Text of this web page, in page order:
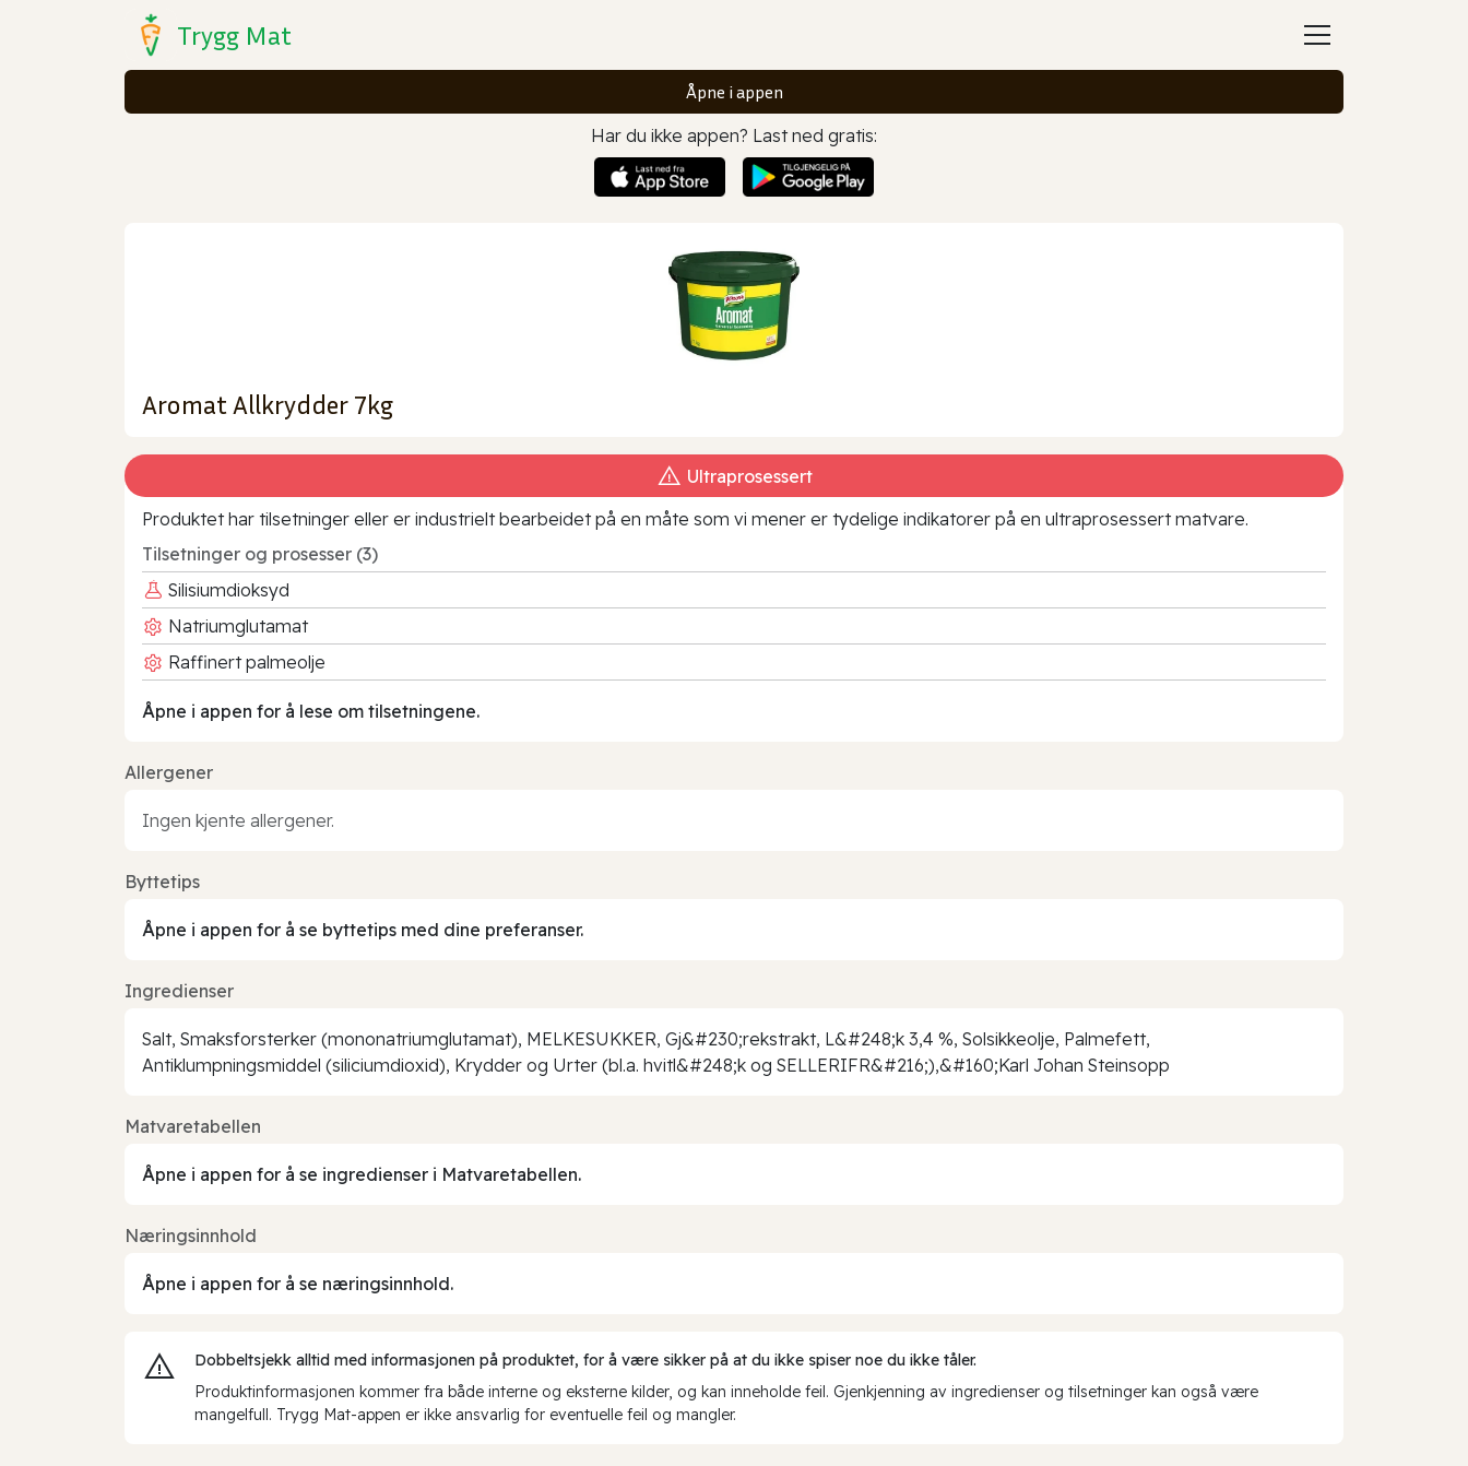
Trygg Mat
Åpne i appen
Har du ikke appen? Last ned gratis:
Aromat Allkrydder 7kg
Ultraprosessert
Produktet har tilsetninger eller er industrielt bearbeidet på en måte som vi mener er tydelige indikatorer på en ultraprosessert matvare.
Tilsetninger og prosesser (3)
Silisiumdioksyd
Natriumglutamat
Raffinert palmeolje
Åpne i appen for å lese om tilsetningene.
Allergener
Ingen kjente allergener.
Byttetips
Åpne i appen for å se byttetips med dine preferanser.
Ingredienser
Salt, Smaksforsterker (mononatriumglutamat), MELKESUKKER, Gj&#230;rekstrakt, L&#248;k 3,4 %, Solsikkeolje, Palmefett,
Antiklumpningsmiddel (siliciumdioxid), Krydder og Urter (bl.a. hvitl&#248;k og SELLERIFR&#216;),&#160;Karl Johan Steinsopp
Matvaretabellen
Åpne i appen for å se ingredienser i Matvaretabellen.
Næringsinnhold
Åpne i appen for å se næringsinnhold.
Dobbeltsjekk alltid med informasjonen på produktet, for å være sikker på at du ikke spiser noe du ikke tåler.
Produktinformasjonen kommer fra både interne og eksterne kilder, og kan inneholde feil. Gjenkjenning av ingredienser og tilsetninger kan også være
mangelfull. Trygg Mat-appen er ikke ansvarlig for eventuelle feil og mangler.